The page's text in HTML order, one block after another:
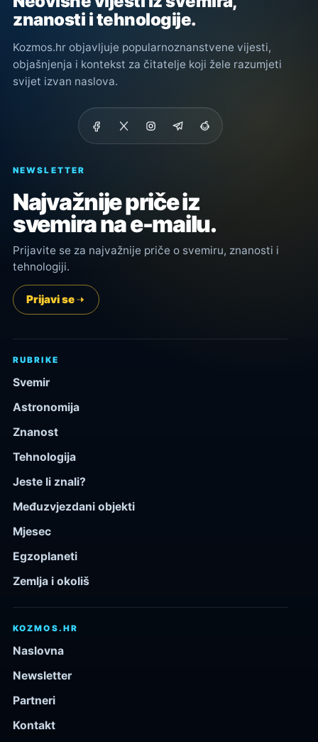
znanosti i tehnologije.
Kozmos.hr objavljuje popularnoznanstvene vijesti,
objašnjenja i kontekst za čitatelje koji žele razumjeti
svijet izvan naslova.
NEWSLETTER
Najvažnije priče iz
svemira na e-mailu.
Prijavite se za najvažnije priče o svemiru, znanosti i
tehnologiji.
Prijavi se
RUBRIKE
Svemir
Astronomija
Znanost
Tehnologija
Jeste li znali?
Međuzvjezdani objekti
Mjesec
Egzoplaneti
Zemlja i okoliš
KOZMOS.HR
Naslovna
Newsletter
Partneri
Kontakt